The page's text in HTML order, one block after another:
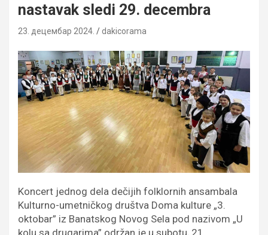
nastavak sledi 29. decembra
23. децембар 2024. dakicorama
Koncert jednog dela dečijih folklornih ansambala
Kulturno-umetničkog društva Doma kulture „3.
oktobar” iz Banatskog Novog Sela pod nazivom „U
kolu sa drugarima” održan je u subotu, 21.